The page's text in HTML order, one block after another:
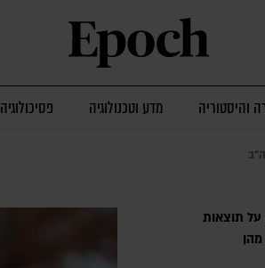
והיסטוריה מדע וטכנולוגיה פסיכולוגיה
על תוצאות